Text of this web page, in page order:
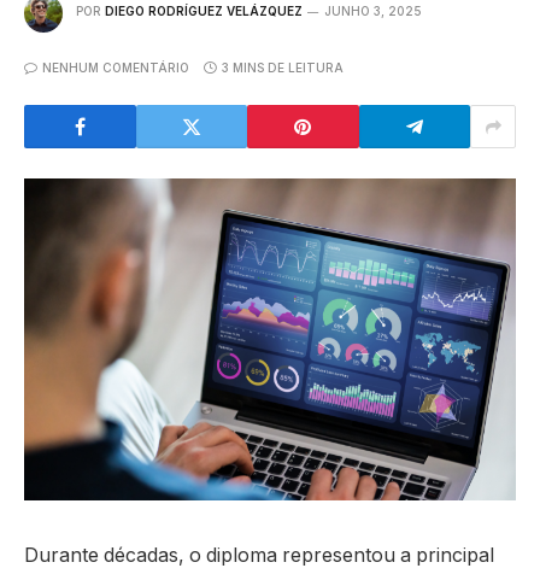
POR DIEGO RODRÍGUEZ VELÁZQUEZ JUNHO 3, 2025
NENHUM COMENTÁRIO 3 MINS DE LEITURA
Durante décadas, o diploma representou a principal